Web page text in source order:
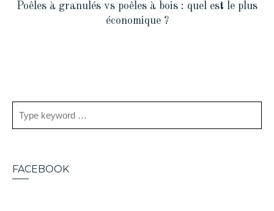
Poêles à granulés vs poêles à bois : quel est le plus
économique ?
FACEBOOK